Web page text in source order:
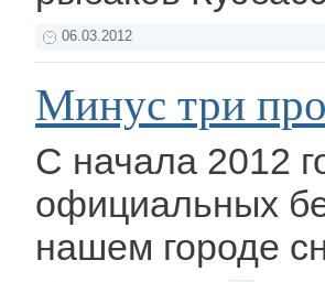
06.03.2012
Минус три
С начала 2012
официальных
нашем городе